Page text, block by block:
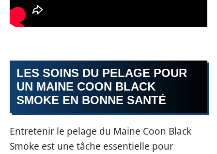
LES SOINS DU PELAGE POUR
UN MAINE COON BLACK
SMOKE EN BONNE SANTÉ
Entretenir le pelage du Maine Coon Black
Smoke est une tâche essentielle pour